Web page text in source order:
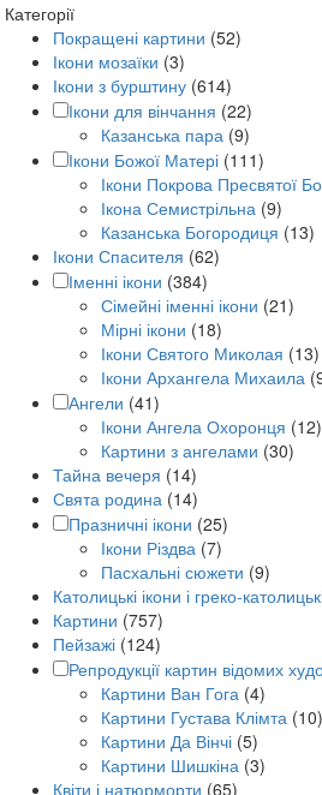
Категорії
Покращені картини (52)
Ікони мозаїки (3)
Ікони з бурштину (614)
Ікони для вінчання (22)
Казанська пара (9)
Ікони Божої Матері (111)
Ікони Покрова Пресвятої
Ікона Семистрільна (9)
Казанська Богородиця (13)
Ікони Спасителя (62)
Іменні ікони (384)
Сімейні іменні ікони (21)
Мірні ікони (18)
Ікони Святого Миколая (13)
Ікони Архангела Михаила
Ангели (41)
Ікони Ангела Охоронця (12)
Картини з ангелами (30)
Тайна вечеря (14)
Свята родина (14)
Празничні ікони (25)
Ікони Різдва (7)
Пасхальні сюжети (9)
Католицькі ікони і греко-
Картини (757)
Пейзажі (124)
Репродукції картин відомих
Картини Ван Гога (4)
Картини Густава Клімта (10)
Картини Да Вінчі (5)
Картини Шишкіна (3)
Квіти і натюрморти (65)